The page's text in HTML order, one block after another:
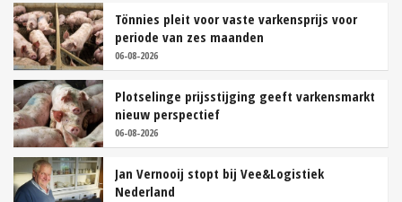
Tönnies pleit voor vaste varkensprijs voor
periode van zes maanden
06-08-2026
Plotselinge prijsstijging geeft varkensmarkt
nieuw perspectief
06-08-2026
Jan Vernooij stopt bij Vee&Logistiek
Nederland